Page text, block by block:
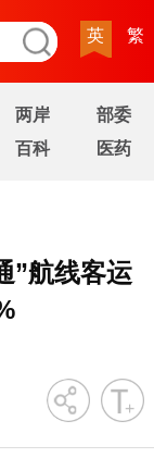
英 繁
两岸
部委
百科 医药
”航线客运
字号